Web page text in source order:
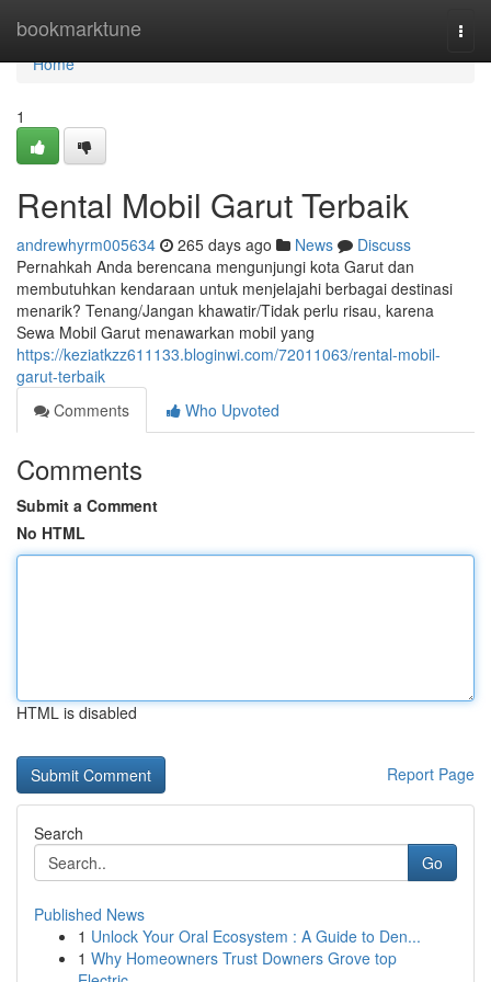
bookmarktune
Home
Home
1
Rental Mobil Garut Terbaik
andrewhyrm005634 265 days ago News
Discuss
Pernahkah Anda berencana mengunjungi kota Garut dan
membutuhkan kendaraan untuk menjelajahi berbagai destinasi
menarik? Tenang/Jangan khawatir/Tidak perlu risau, karena
Sewa Mobil Garut menawarkan mobil yang
https://keziatkzz611133.bloginwi.com/72011063/rental-mobil-
garut-terbaik
Comments
Who Upvoted
Comments
Submit a Comment
No HTML
HTML is disabled
Report Page
Search
Go
Published News
1 Unlock Your Oral Ecosystem : A Guide to Den...
1 Why Homeowners Trust Downers Grove top